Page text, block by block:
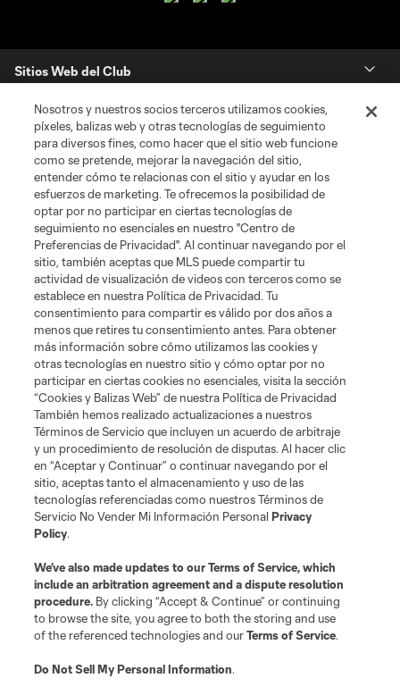
Sitios Web del Club
Club
Tickets
News
MLSSOCCER.COM
Terminos de servicio
Politica de privacidad
Do Not Sell or Share My Personal Information
Cookies Settings
©2026 MLS. The Major League Soccer and MLS name and shield are
registered trademarks of Major League Soccer, L.L.C. (“MLS”). The names
and logos of MLS teams are registered and/or common law trademarks of
MLS or are used with the permission of their owners. Any unauthorized use
is forbidden.
Nosotros y nuestros socios terceros utilizamos cookies,
píxeles, balizas web y otras tecnologías de seguimiento
para diversos fines, como hacer que el sitio web funcione
como se pretende, mejorar la navegación del sitio,
entender cómo te relacionas con el sitio y ayudar en los
esfuerzos de marketing. Te ofrecemos la posibilidad de
optar por no participar en ciertas tecnologías de
seguimiento no esenciales en nuestro "Centro de
Preferencias de Privacidad". Al continuar navegando por el
sitio, también aceptas que MLS puede compartir tu
actividad de visualización de videos con terceros como se
establece en nuestra Política de Privacidad. Tu
consentimiento para compartir es válido por dos años a
menos que retires tu consentimiento antes. Para obtener
más información sobre cómo utilizamos las cookies y
otras tecnologías en nuestro sitio y cómo optar por no
participar en ciertas cookies no esenciales, visita la sección
“Cookies y Balizas Web” de nuestra Política de Privacidad
También hemos realizado actualizaciones a nuestros
Términos de Servicio que incluyen un acuerdo de arbitraje
y un procedimiento de resolución de disputas. Al hacer clic
en “Aceptar y Continuar” o continuar navegando por el
sitio, aceptas tanto el almacenamiento y uso de las
tecnologías referenciadas como nuestros Términos de
Servicio No Vender Mi Información PersonalPrivacy
Policy.
We’ve also made updates to ourTerms of Service, which
include an arbitration agreement and a dispute resolution
procedure. By clicking “Accept & Continue” or continuing
to browse the site, you agree to both the storing and use
of the referenced technologies and ourTerms of Service.
Do Not Sell My Personal Information.